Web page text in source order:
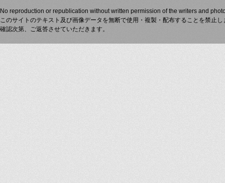
No reproduction or republication without written permission of the writers and
このサイトのテキスト及び画像データを無断で使用・複製・配布することを禁止
確認次第、ご返答させていただきます。